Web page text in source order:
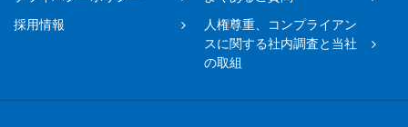
採用情報
人権尊重、コンプライアン
スに関する社内調査と当社
の取組